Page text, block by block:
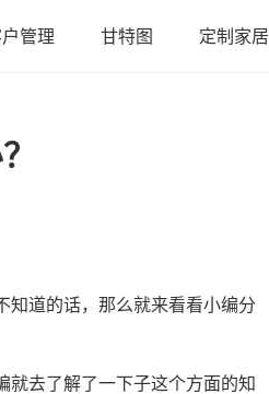
管理 甘特图 定制家居
知道的话，那么就来看看小编分
就去了解了一下子这个方面的知